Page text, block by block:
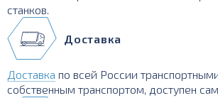
станков.
Доставка
Доставка по всей России
собственным транспортом, доступен